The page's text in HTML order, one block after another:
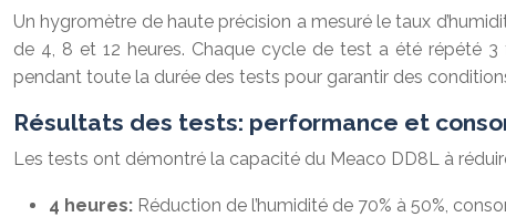
Un hygromètre de haute précision a mesuré le taux
de 4, 8 et 12 heures. Chaque cycle de test a été répété
pendant toute la durée des tests pour garantir des
Résultats des tests: performance et
Les tests ont démontré la capacité du Meaco DD8L à
4 heures: Réduction de l’humidité de 70% à 50%,